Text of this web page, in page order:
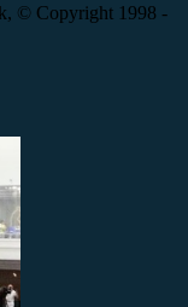
© Copyright 1998 -